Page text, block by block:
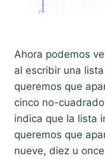
Ahora podemos
al escribir una
queremos que
cinco no-
indica que la lista
queremos que
nueve, diez u